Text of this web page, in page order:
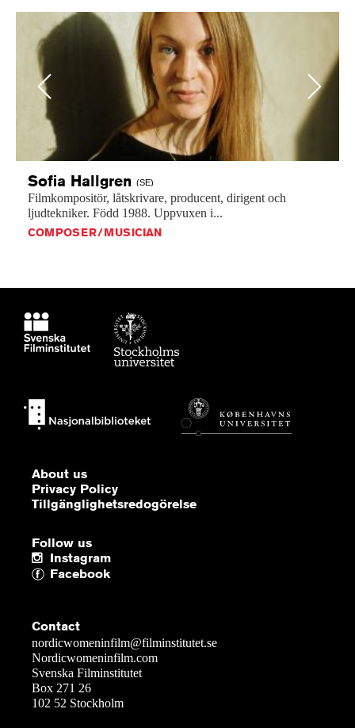
Previous
Sofia Hallgren (SE)
Filmkompositör, låtskrivare, producent, dirigent och
ljudtekniker. Född 1988. Uppvuxen i...
COMPOSER/MUSICIAN
Next
About us
Privacy Policy
Tillgänglighetsredogörelse
Follow us
Instagram
Facebook
Contact
nordicwomeninfilm@filminstitutet.se
Nordicwomeninfilm.com
Svenska Filminstitutet
Box 271 26
102 52 Stockholm